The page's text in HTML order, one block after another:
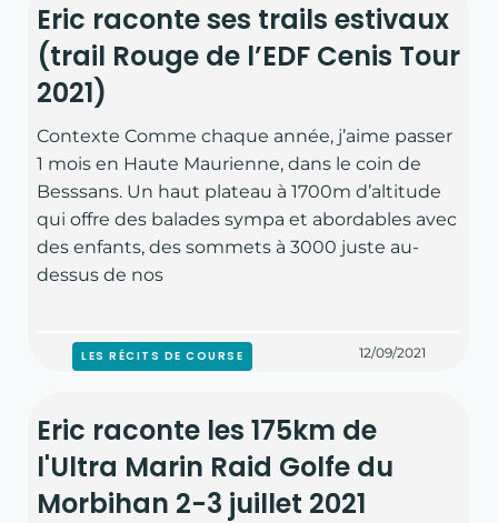
Eric raconte ses trails estivaux
(trail Rouge de l’EDF Cenis Tour
2021)
Contexte Comme chaque année, j’aime passer
1 mois en Haute Maurienne, dans le coin de
Besssans. Un haut plateau à 1700m d’altitude
qui offre des balades sympa et abordables avec
des enfants, des sommets à 3000 juste au-
dessus de nos
LES RÉCITS DE COURSE 12/09/2021
Eric raconte les 175km de
l'Ultra Marin Raid Golfe du
Morbihan 2-3 juillet 2021